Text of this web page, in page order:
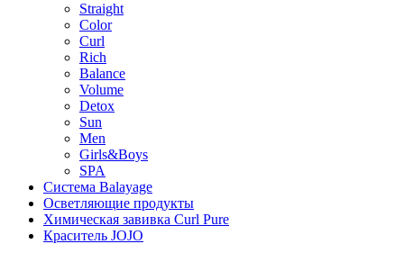
Straight
Color
Curl
Rich
Balance
Volume
Detox
Sun
Men
Girls&Boys
SPA
Система Balayage
Осветляющие продукты
Химическая завивка Curl Pure
Краситель JOJO